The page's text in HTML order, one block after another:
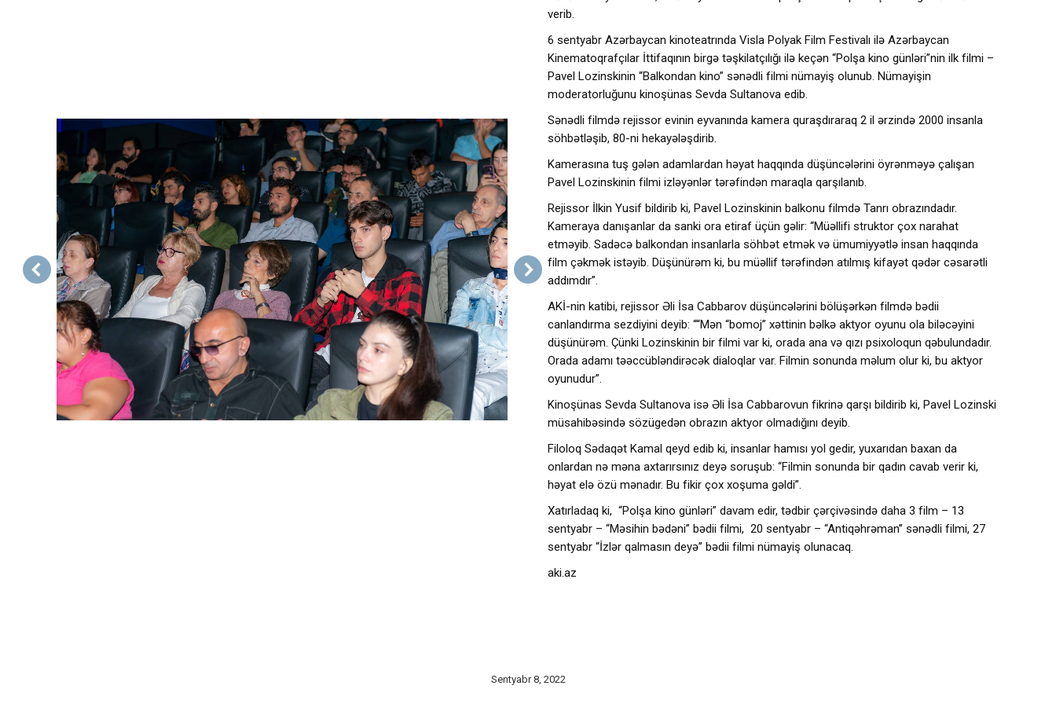
verib.
6 sentyabr Azərbaycan kinoteatrında Visla Polyak Film Festivalı ilə Azərbaycan
Kinematoqrafçılar İttifaqının birgə təşkilatçılığı ilə keçən “Polşa kino günləri”nin ilk filmi –
Pavel Lozinskinin “Balkondan kino” sənədli filmi nümayiş olunub. Nümayişin
moderatorluğunu kinoşünas Sevda Sultanova edib.
Sənədli filmdə rejissor evinin eyvanında kamera quraşdıraraq 2 il ərzində 2000 insanla
söhbətləşib, 80-ni hekayələşdirib.
Kamerasına tuş gələn adamlardan həyat haqqında düşüncələrini öyrənməyə çalışan
Pavel Lozinskinin filmi izləyənlər tərəfindən maraqla qarşılanıb.
Rejissor İlkin Yusif bildirib ki, Pavel Lozinskinin balkonu filmdə Tanrı obrazındadır.
Kameraya danışanlar da sanki ora etiraf üçün gəlir: “Müəllifi struktor çox narahat
etməyib. Sadəcə balkondan insanlarla söhbət etmək və ümumiyyətlə insan haqqında
film çəkmək istəyib. Düşünürəm ki, bu müəllif tərəfindən atılmış kifayət qədər cəsarətli
addımdır”.
AKİ-nin katibi, rejissor Əli İsa Cabbarov düşüncələrini bölüşərkən filmdə bədii
canlandırma sezdiyini deyib: ““Mən “bomoj” xəttinin bəlkə aktyor oyunu ola biləcəyini
düşünürəm. Çünki Lozinskinin bir filmi var ki, orada ana və qızı psixoloqun qəbulundadır.
Orada adamı təəccübləndirəcək dialoqlar var. Filmin sonunda məlum olur ki, bu aktyor
oyunudur”.
Kinoşünas Sevda Sultanova isə Əli İsa Cabbarovun fikrinə qarşı bildirib ki, Pavel Lozinski
müsahibəsində sözügedən obrazın aktyor olmadığını deyib.
Filoloq Sədaqət Kamal qeyd edib ki, insanlar hamısı yol gedir, yuxarıdan baxan da
onlardan nə məna axtarırsınız deyə soruşub: “Filmin sonunda bir qadın cavab verir ki,
həyat elə özü mənadır. Bu fikir çox xoşuma gəldi”.
Xatırladaq ki, “Polşa kino günləri” davam edir, tədbir çərçivəsində daha 3 film – 13
sentyabr – “Məsihin bədəni” bədii filmi, 20 sentyabr – “Antiqəhrəman” sənədli filmi, 27
sentyabr “İzlər qalmasın deyə” bədii filmi nümayiş olunacaq.
aki.az
Sentyabr 8, 2022